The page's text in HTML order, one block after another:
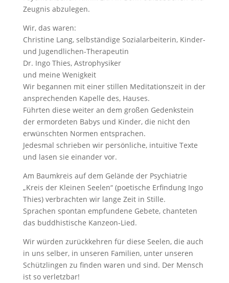
Zeugnis abzulegen.
Wir, das waren:
Christine Lang, selbständige Sozialarbeiterin, Kinder-
und Jugendlichen-Therapeutin
Dr. Ingo Thies, Astrophysiker
und meine Wenigkeit
Wir begannen mit einer stillen Meditationszeit in der
ansprechenden Kapelle des, Hauses.
Führten diese weiter an dem großen Gedenkstein
der ermordeten Babys und Kinder, die nicht den
erwünschten Normen entsprachen.
Jedesmal schrieben wir persönliche, intuitive Texte
und lasen sie einander vor.
Am Baumkreis auf dem Gelände der Psychiatrie
„Kreis der Kleinen Seelen“ (poetische Erfindung Ingo
Thies) verbrachten wir lange Zeit in Stille.
Sprachen spontan empfundene Gebete, chanteten
das buddhistische Kanzeon-Lied.
Wir würden zurückkehren für diese Seelen, die auch
in uns selber, in unseren Familien, unter unseren
Schützlingen zu finden waren und sind. Der Mensch
ist so verletzbar!